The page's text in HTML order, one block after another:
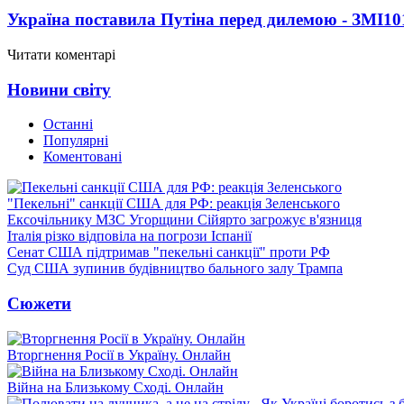
Україна поставила Путіна перед дилемою - ЗМІ
Читати коментарі
Новини світу
Останні
Популярні
Коментовані
"Пекельні" санкції США для РФ: реакція Зеленського
Ексочільнику МЗС Угорщини Сійярто загрожує в'язниця
Італія різко відповіла на погрози Іспанії
Сенат США підтримав "пекельні санкції" проти РФ
Суд США зупинив будівництво бального залу Трампа
Сюжети
Вторгнення Росії в Україну. Онлайн
Війна на Близькому Сході. Онлайн